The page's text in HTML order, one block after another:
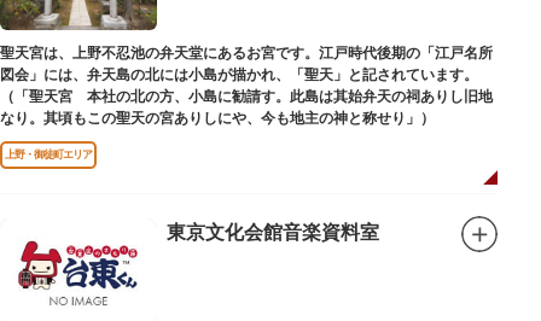
聖天宮は、上野不忍池の弁天堂にあるお宮です。江戸時代後期の「江戸名所
図会」には、弁天島の北には小島が描かれ、「聖天」と記されています。
（「聖天宮 本社の北の方、小島に勧請す。此島は其始弁天の祠ありし旧地
なり。其頃もこの聖天の宮ありしにや、今も地主の神と称せり」）
上野・御徒町エリア
東京文化会館音楽資料室